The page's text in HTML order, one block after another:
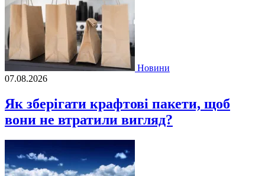
Новини
07.08.2026
Як зберігати крафтові пакети, щоб
вони не втратили вигляд?